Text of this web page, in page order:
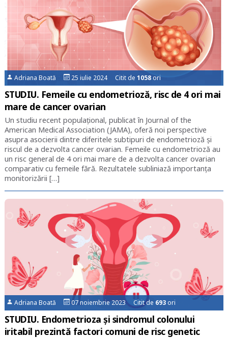
Adriana Boată 25 iulie 2024 Citit de1058ori
STUDIU. Femeile cu endometrioză, risc de 4 ori mai
mare de cancer ovarian
Un studiu recent populațional, publicat în Journal of the
American Medical Association (JAMA), oferă noi perspective
asupra asocierii dintre diferitele subtipuri de endometrioză și
riscul de a dezvolta cancer ovarian. Femeile cu endometrioză au
un risc general de 4 ori mai mare de a dezvolta cancer ovarian
comparativ cu femeile fără. Rezultatele subliniază importanța
monitorizării […]
Adriana Boată 07 noiembrie 2023 Citit de 693 ori
STUDIU. Endometrioza și sindromul colonului
iritabil prezintă factori comuni de risc genetic